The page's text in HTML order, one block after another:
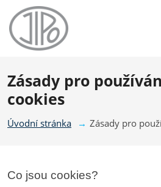
Zásady pro
cookies
Úvodní stránka Zásady pro
Co jsou cookies?